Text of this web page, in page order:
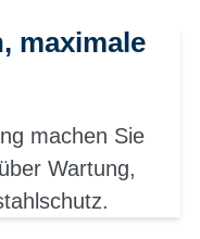
maximale
machen Sie
Wartung,